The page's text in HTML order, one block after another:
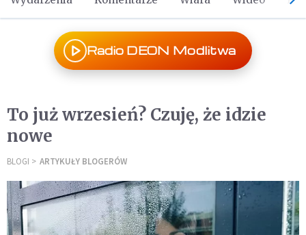
Radio DEON Modlitwa
To już wrzesień? Czuję, że idzie
nowe
BLOGI ARTYKUŁY BLOGERÓW